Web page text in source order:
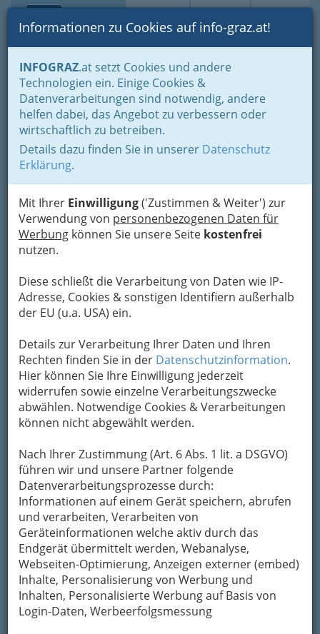
Suche Login Toggle
Informationen zu Cookies auf info-graz.at!
INFOGRAZ.at setzt Cookies und andere
Technologien ein. Einige Cookies &
Datenverarbeitungen sind notwendig, andere
helfen dabei, das Angebot zu verbessern oder
wirtschaftlich zu betreiben.
Details dazu finden Sie in unserer Datenschutz
Erklärung.
Mit Ihrer Einwilligung('Zustimmen & Weiter') zur
Verwendung von personenbezogenen Daten für
Werbung können Sie unsere Seite kostenfrei
nutzen.
Diese schließt die Verarbeitung von Daten wie IP-
Adresse, Cookies & sonstigen Identifiern außerhalb
der EU (u.a. USA) ein.
Details zur Verarbeitung Ihrer Daten und Ihren
Rechten finden Sie in der Datenschutzinformation.
Hier können Sie Ihre Einwilligung jederzeit
widerrufen sowie einzelne Verarbeitungszwecke
abwählen. Notwendige Cookies & Verarbeitungen
können nicht abgewählt werden.
Nach Ihrer Zustimmung (Art. 6 Abs. 1 lit. a DSGVO)
führen wir und unsere Partner folgende
Datenverarbeitungsprozesse durch:
Informationen auf einem Gerät speichern, abrufen
und verarbeiten, Verarbeiten von
Geräteinformationen welche aktiv durch das
Endgerät übermittelt werden, Webanalyse,
Webseiten-Optimierung, Anzeigen externer (embed)
Inhalte, Personalisierung von Werbung und
Inhalten, Personalisierte Werbung auf Basis von
Login-Daten, Werbeerfolgsmessung
Home
Gastronomie
Gastronomie: Toprestaurants & Gasthäuser
Thanthai Imbiss Asia Shop
Schönaugasse 16, 8010 Graz
+43 664 5892 272
Karte
Karte anzeigen
Eine vielfältige Auswahl
Gaststätten - Gasthäuser -